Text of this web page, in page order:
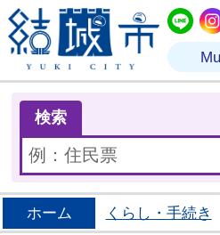
結
検索
ホーム くらし・手続き